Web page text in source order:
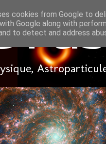
cookies from Google to
Google along with
to detect and address